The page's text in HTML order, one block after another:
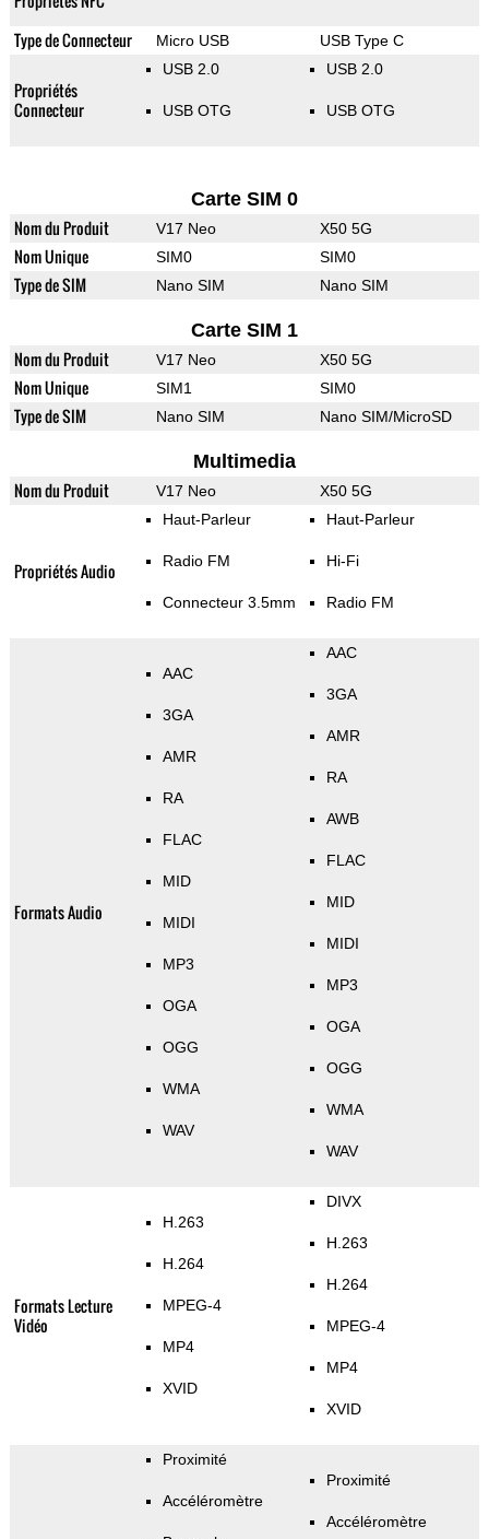
Type de Connecteur Micro USB USB Type C
Propriétés
Connecteur
USB 2.0
USB OTG
USB 2.0
USB OTG
Carte SIM 0
Nom du Produit V17 Neo X50 5G
Nom Unique SIM0 SIM0
Type de SIM Nano SIM Nano SIM
Carte SIM 1
Nom du Produit V17 Neo X50 5G
Nom Unique SIM1 SIM0
Type de SIM Nano SIM Nano SIM/MicroSD
Multimedia
Nom du Produit V17 Neo X50 5G
Propriétés Audio
Haut-Parleur
Radio FM
Connecteur 3.5mm
Haut-Parleur
Hi-Fi
Radio FM
Formats Audio
AAC
3GA
AMR
RA
FLAC
MID
MIDI
MP3
OGA
OGG
WMA
WAV
AAC
3GA
AMR
RA
AWB
FLAC
MID
MIDI
MP3
OGA
OGG
WMA
WAV
Formats Lecture
Vidéo
H.263
H.264
MPEG-4
MP4
XVID
DIVX
H.263
H.264
MPEG-4
MP4
XVID
Proximité
Accéléromètre
Proximité
Accéléromètre